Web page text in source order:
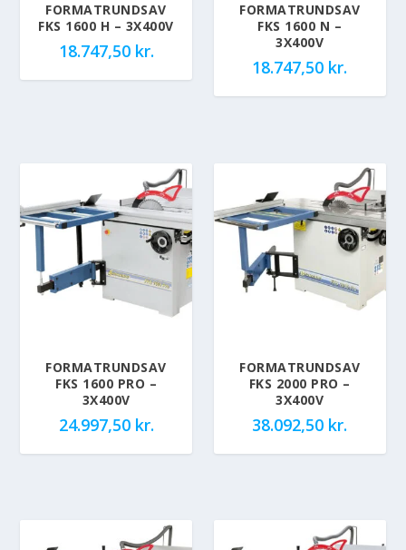
FORMATRUNDSAV
FKS 1600 H – 3X400V
18.747,50 kr.
FORMATRUNDSAV
FKS 1600 N –
3X400V
18.747,50 kr.
FORMATRUNDSAV
FKS 1600 PRO –
3X400V
24.997,50 kr.
FORMATRUNDSAV
FKS 2000 PRO –
3X400V
38.092,50 kr.